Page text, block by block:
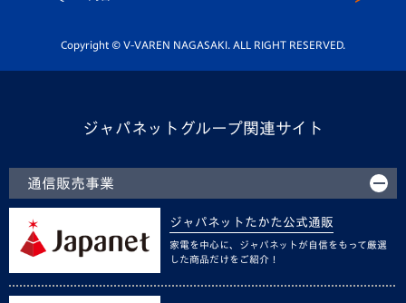
ホームタウン活動
Copyright © V-VAREN NAGASAKI. ALL RIGHT RESERVED.
ジャパネットグループ関連サイト
通信販売事業
ジャパネットたかた公式通販
家電を中心に、ジャパネットが自信をもって厳選
した商品だけをご紹介！